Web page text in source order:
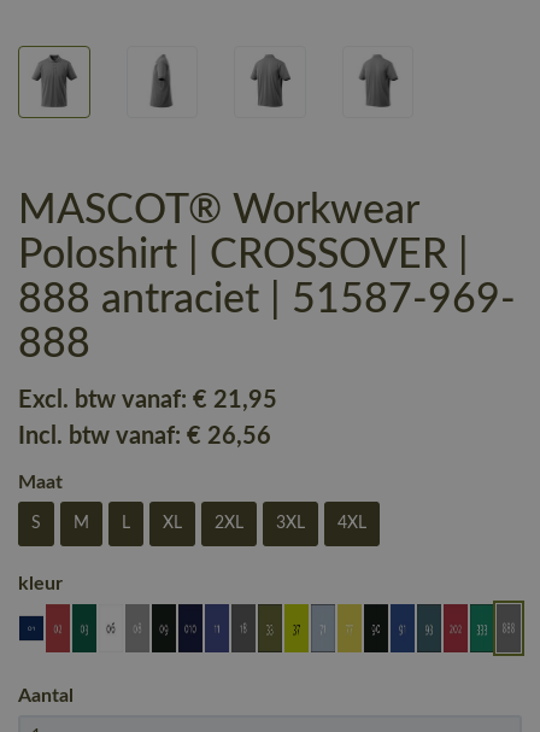
MASCOT® Workwear
Poloshirt | CROSSOVER |
888 antraciet | 51587-969-
888
Excl. btw vanaf: € 21,95
Incl. btw vanaf: € 26,56
Maat
S M L XL 2XL 3XL 4XL
kleur
Aantal